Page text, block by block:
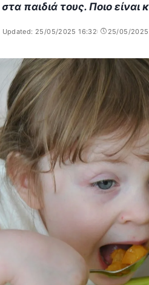
παιδιά τους. Ποιο είναι
Updated: 25/05/2025 16:32 25/05/2025